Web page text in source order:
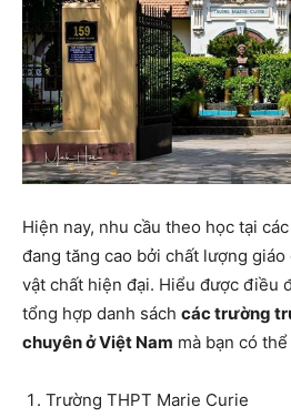
Hiện nay, nhu cầu theo học tại
đang tăng cao bởi chất lượng
vật chất hiện đại. Hiểu được điều
tổng hợp danh sách các trường
chuyên ở Việt Nam mà bạn có
Trường THPT Marie Curie